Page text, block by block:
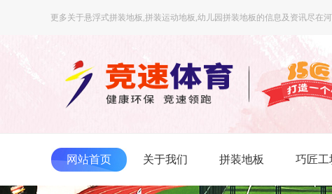
更多关于悬浮式拼装地板,拼装运动地板,幼儿园拼装地板的信息及资讯尽在
网站首页 关于我们 拼装地板 巧匠工